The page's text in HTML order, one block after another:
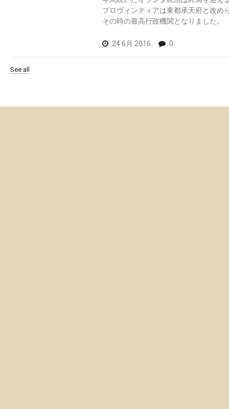
プロヴィンティアは東都承天府と改め
その時の最高行政機関となりました。
24 6月 2016 0
See all